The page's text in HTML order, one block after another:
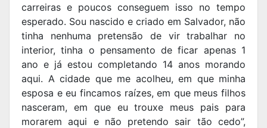
carreiras e poucos conseguem isso no tempo
esperado. Sou nascido e criado em Salvador, não
tinha nenhuma pretensão de vir trabalhar no
interior, tinha o pensamento de ficar apenas 1
ano e já estou completando 14 anos morando
aqui. A cidade que me acolheu, em que minha
esposa e eu fincamos raízes, em que meus filhos
nasceram, em que eu trouxe meus pais para
morarem aqui e não pretendo sair tão cedo”,